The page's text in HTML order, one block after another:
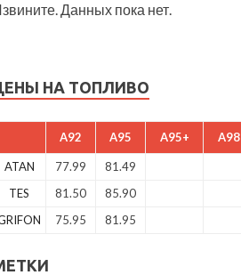
Данных пока нет.
НА ТОПЛИВО
A92 A95 A95+ A98
ATAN 77.99 81.49
TES
81.50 85.90
75.95 81.95